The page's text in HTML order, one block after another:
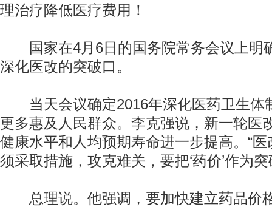
理治疗降低医疗费用！
国家在4月6日的国务院常务会议上明
深化医改的突破口。
当天会议确定2016年深化医药卫生体
更多惠及人民群众。李克强说，新一轮医
健康水平和人均预期寿命进一步提高。“
须采取措施，攻克难关，要把‘药价’作为突
总理说。他强调，要加快建立药品价